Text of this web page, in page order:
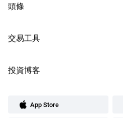
頭條
交易工具
投資博客
App Store